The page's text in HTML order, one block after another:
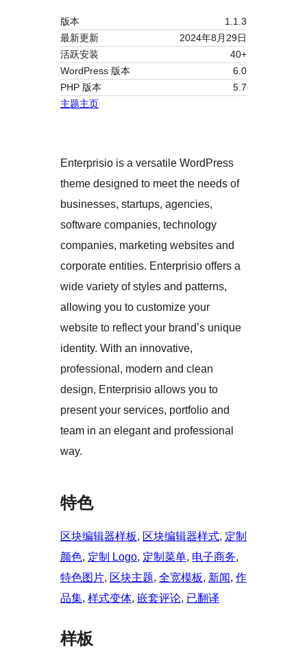
版本
1.1.3
最新更新
2024年8月29日
活跃安装
40+
WordPress 版本
6.0
PHP 版本
5.7
主题主页
Enterprisio is a versatile WordPress
theme designed to meet the needs of
businesses, startups, agencies,
software companies, technology
companies, marketing websites and
corporate entities. Enterprisio offers a
wide variety of styles and patterns,
allowing you to customize your
website to reflect your brand’s unique
identity. With an innovative,
professional, modern and clean
design, Enterprisio allows you to
present your services, portfolio and
team in an elegant and professional
way.
特色
区块编辑器样板, 区块编辑器样式, 定制
颜色, 定制 Logo, 定制菜单, 电子商务
特色图片, 区块主题, 全宽模板, 新闻, 作
品集, 样式变体, 嵌套评论, 已翻译
样板